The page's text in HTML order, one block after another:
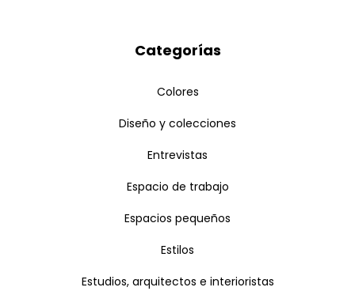
Categorías
Colores
Diseño y colecciones
Entrevistas
Espacio de trabajo
Espacios pequeños
Estilos
Estudios, arquitectos e interioristas